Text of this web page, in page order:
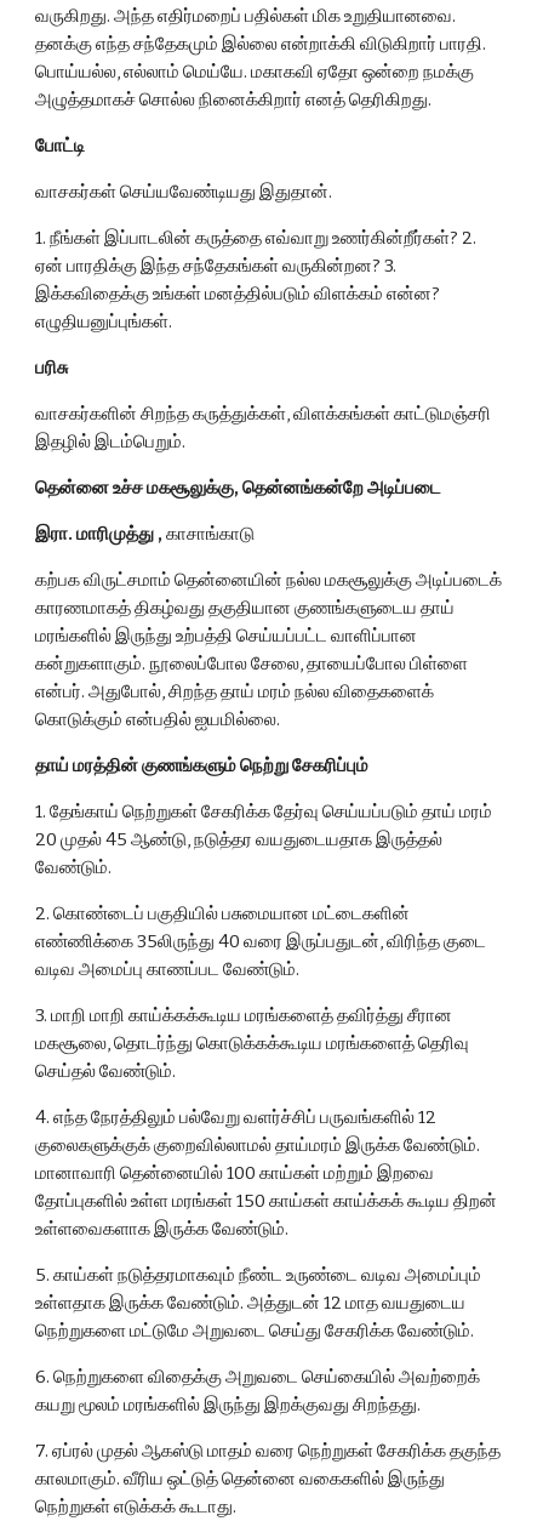
வருகிறது. அந்த எதிர்மறைப் பதில்கள் மிக உறுதியானவை.
தனக்கு எந்த சந்தேகமும் இல்லை என்றாக்கி விடுகிறார் பாரதி.
பொய்யல்ல, எல்லாம் மெய்யே. மகாகவி ஏதோ ஒன்றை நமக்கு
அழுத்தமாகச் சொல்ல நினைக்கிறார் எனத் தெரிகிறது.
போட்டி
வாசகர்கள் செய்யவேண்டியது இதுதான்.
1. நீங்கள் இப்பாடலின் கருத்தை எவ்வாறு உணர்கின்றீர்கள்? 2.
ஏன் பாரதிக்கு இந்த சந்தேகங்கள் வருகின்றன? 3.
இக்கவிதைக்கு உங்கள் மனத்தில்படும் விளக்கம் என்ன?
எழுதியனுப்புங்கள்.
பரிசு
வாசகர்களின் சிறந்த கருத்துக்கள், விளக்கங்கள் காட்டுமஞ்சரி
இதழில் இடம்பெறும்.
தென்னை உச்ச மகசூலுக்கு, தென்னங்கன்றே அடிப்படை
இரா. மாரிமுத்து , காசாங்காடு
கற்பக விருட்சமாம் தென்னையின் நல்ல மகசூலுக்கு அடிப்படைக்
காரணமாகத் திகழ்வது தகுதியான குணங்களுடைய தாய்
மரங்களில் இருந்து உற்பத்தி செய்யப்பட்ட வாளிப்பான
கன்றுகளாகும். நூலைப்போல சேலை, தாயைப்போல பிள்ளை
என்பர். அதுபோல், சிறந்த தாய் மரம் நல்ல விதைகளைக்
கொடுக்கும் என்பதில் ஐயமில்லை.
தாய் மரத்தின் குணங்களும் நெற்று சேகரிப்பும்
1. தேங்காய் நெற்றுகள் சேகரிக்க தேர்வு செய்யப்படும் தாய் மரம்
20 முதல் 45 ஆண்டு, நடுத்தர வயதுடையதாக இருத்தல்
வேண்டும்.
2. கொண்டைப் பகுதியில் பசுமையான மட்டைகளின்
எண்ணிக்கை 35லிருந்து 40 வரை இருப்பதுடன், விரிந்த குடை
வடிவ அமைப்பு காணப்பட வேண்டும்.
3. மாறி மாறி காய்க்கக்கூடிய மரங்களைத் தவிர்த்து சீரான
மகசூலை, தொடர்ந்து கொடுக்கக்கூடிய மரங்களைத் தெரிவு
செய்தல் வேண்டும்.
4. எந்த நேரத்திலும் பல்வேறு வளர்ச்சிப் பருவங்களில் 12
குலைகளுக்குக் குறைவில்லாமல் தாய்மரம் இருக்க வேண்டும்.
மானாவாரி தென்னையில் 100 காய்கள் மற்றும் இறவை
தோப்புகளில் உள்ள மரங்கள் 150 காய்கள் காய்க்கக் கூடிய திறன்
உள்ளவைகளாக இருக்க வேண்டும்.
5. காய்கள் நடுத்தரமாகவும் நீண்ட உருண்டை வடிவ அமைப்பும்
உள்ளதாக இருக்க வேண்டும். அத்துடன் 12 மாத வயதுடைய
நெற்றுகளை மட்டுமே அறுவடை செய்து சேகரிக்க வேண்டும்.
6. நெற்றுகளை விதைக்கு அறுவடை செய்கையில் அவற்றைக்
கயறு மூலம் மரங்களில் இருந்து இறக்குவது சிறந்தது.
7. ஏப்ரல் முதல் ஆகஸ்டு மாதம் வரை நெற்றுகள் சேகரிக்க தகுந்த
காலமாகும். வீரிய ஒட்டுத் தென்னை வகைகளில் இருந்து
நெற்றுகள் எடுக்கக் கூடாது.